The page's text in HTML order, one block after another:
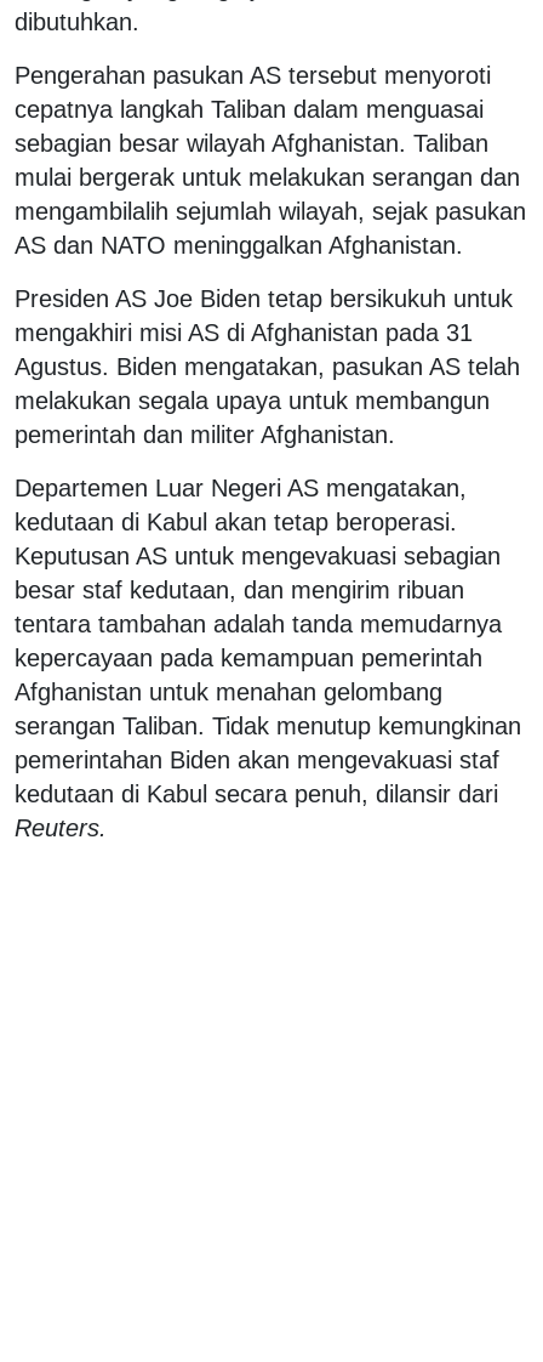
dibutuhkan.
Pengerahan pasukan AS tersebut menyoroti
cepatnya langkah Taliban dalam menguasai
sebagian besar wilayah Afghanistan. Taliban
mulai bergerak untuk melakukan serangan dan
mengambilalih sejumlah wilayah, sejak pasukan
AS dan NATO meninggalkan Afghanistan.
Presiden AS Joe Biden tetap bersikukuh untuk
mengakhiri misi AS di Afghanistan pada 31
Agustus. Biden mengatakan, pasukan AS telah
melakukan segala upaya untuk membangun
pemerintah dan militer Afghanistan.
Departemen Luar Negeri AS mengatakan,
kedutaan di Kabul akan tetap beroperasi.
Keputusan AS untuk mengevakuasi sebagian
besar staf kedutaan, dan mengirim ribuan
tentara tambahan adalah tanda memudarnya
kepercayaan pada kemampuan pemerintah
Afghanistan untuk menahan gelombang
serangan Taliban. Tidak menutup kemungkinan
pemerintahan Biden akan mengevakuasi staf
kedutaan di Kabul secara penuh, dilansir dari
Reuters.